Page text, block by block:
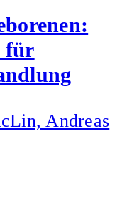
für
Andreas